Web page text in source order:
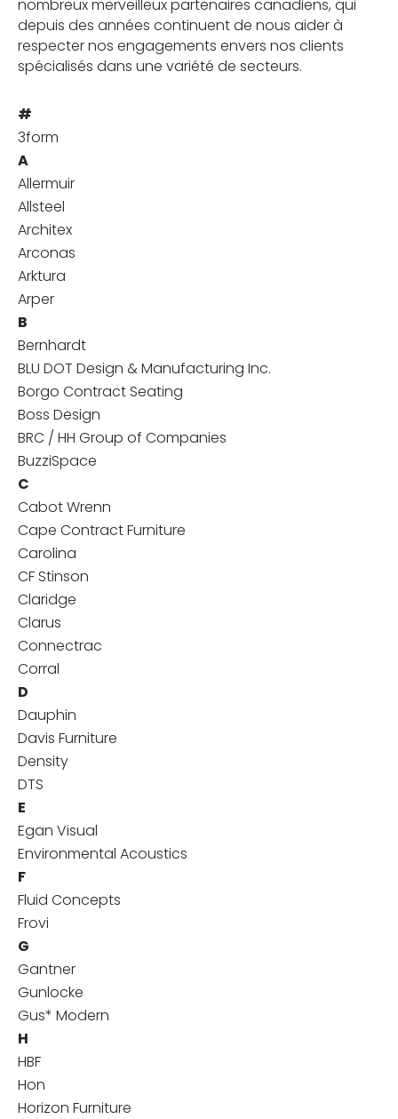
nombreux merveilleux partenaires canadiens, qui
depuis des années continuent de nous aider à
respecter nos engagements envers nos clients
spécialisés dans une variété de secteurs.
#
3form
A
Allermuir
Allsteel
Architex
Arconas
Arktura
Arper
B
Bernhardt
BLU DOT Design & Manufacturing Inc.
Borgo Contract Seating
Boss Design
BRC / HH Group of Companies
BuzziSpace
C
Cabot Wrenn
Cape Contract Furniture
Carolina
CF Stinson
Claridge
Clarus
Connectrac
Corral
D
Dauphin
Davis Furniture
Density
DTS
E
Egan Visual
Environmental Acoustics
F
Fluid Concepts
Frovi
G
Gantner
Gunlocke
Gus* Modern
H
HBF
Hon
Horizon Furniture